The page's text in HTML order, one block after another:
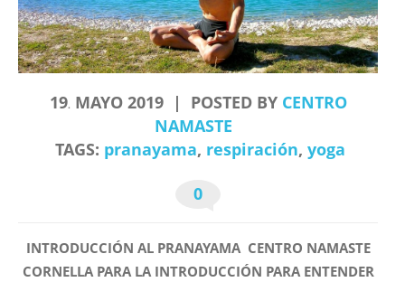
19. MAYO 2019 POSTED BY CENTRO
NAMASTE
TAGS: pranayama, respiración, yoga
0
INTRODUCCIÓN AL PRANAYAMA CENTRO NAMASTE
CORNELLA PARA LA INTRODUCCIÓN PARA ENTENDER